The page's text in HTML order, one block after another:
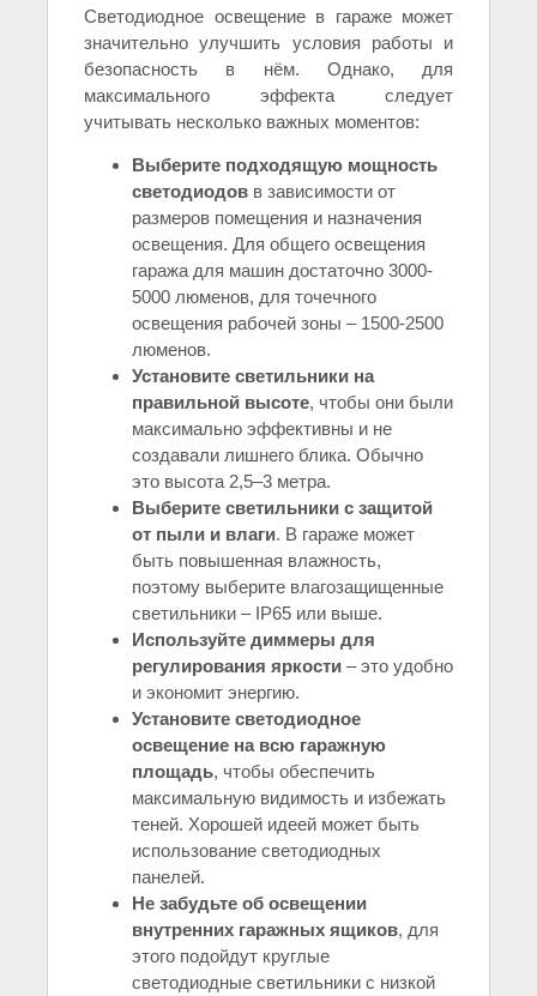
Светодиодное освещение в гараже может
значительно улучшить условия работы и
безопасность в нём. Однако, для
максимального эффекта следует
учитывать несколько важных моментов:
Выберите подходящую мощность
светодиодов в зависимости от
размеров помещения и назначения
освещения. Для общего освещения
гаража для машин достаточно 3000-
5000 люменов, для точечного
освещения рабочей зоны – 1500-2500
люменов.
Установите светильники на
правильной высоте, чтобы они были
максимально эффективны и не
создавали лишнего блика. Обычно
это высота 2,5–3 метра.
Выберите светильники с защитой
от пыли и влаги. В гараже может
быть повышенная влажность,
поэтому выберите влагозащищенные
светильники – IP65 или выше.
Используйте диммеры для
регулирования яркости – это удобно
и экономит энергию.
Установите светодиодное
освещение на всю гаражную
площадь, чтобы обеспечить
максимальную видимость и избежать
теней. Хорошей идеей может быть
использование светодиодных
панелей.
Не забудьте об освещении
внутренних гаражных ящиков, для
этого подойдут круглые
светодиодные светильники с низкой